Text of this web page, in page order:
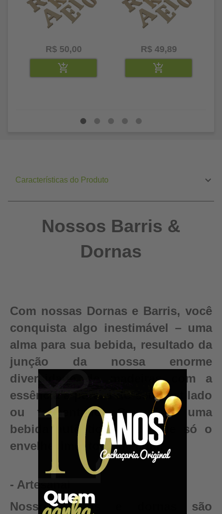
R$ 50,00 R$ 49,89
Características do Produto
Nossos Barris &
Dornas
Com nossas Dornas e Barris, você
conquista algo inestimável – uma
alma para sua bebida, resultado da
junção da nossa enorme
diversidade de madeiras com a
essência e pureza do seu destilado
ou fermentado. Conquiste uma
bebida autêntica, valor que só o
envelhecimento pode criar.
- Artesanal
Nossos barris e dornas são